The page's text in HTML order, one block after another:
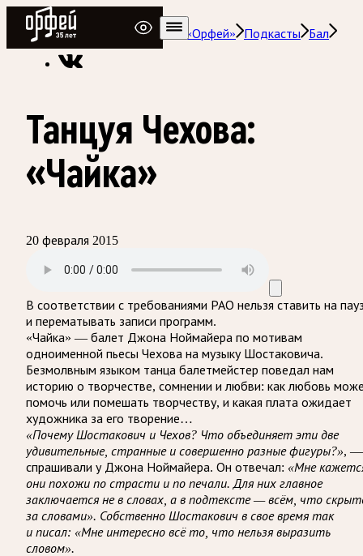
Радио Орфей
Радио классической музыки «Орфей»
Подкасты Бал
Танцуя Чехова:
«Чайка»
20 февраля 2015
В соответствии с требованиями РАО нельзя ставить на
и перематывать записи программ.
«Чайка» — балет Джона Ноймайера по мотивам
одноименной пьесы Чехова на музыку Шостаковича.
Безмолвным языком танца балетмейстер поведал нам
историю о творчестве, сомнении и любви: как любовь
помочь или помешать творчеству, и какая плата ожидает
художника за его творение…
«Почему Шостакович и Чехов? Что объединяет эти две
удивительные, странные и совершенно разные фигуры?», —
спрашивали у Джона Ноймайера. Он отвечал: «Мне
они похожи по страсти и по печали. Для них главное
заключается не в словах, а в подтексте — всём, что
за словами». Собственно Шостакович в свое время так
и писал: «Мне интересно всё то, что нельзя выразить
словом».